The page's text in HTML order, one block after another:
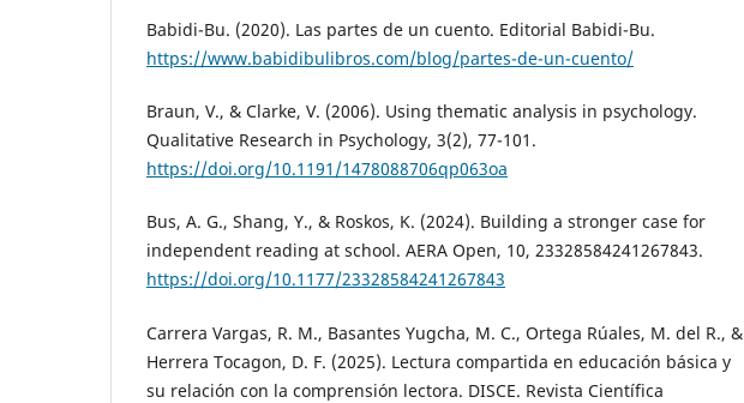
Babidi-Bu. (2020). Las partes de un cuento. Editorial Babidi-Bu.
https://www.babidibulibros.com/blog/partes-de-un-cuento/
Braun, V., & Clarke, V. (2006). Using thematic analysis in psychology.
Qualitative Research in Psychology, 3(2), 77-101.
https://doi.org/10.1191/1478088706qp063oa
Bus, A. G., Shang, Y., & Roskos, K. (2024). Building a stronger case for
independent reading at school. AERA Open, 10, 23328584241267843.
https://doi.org/10.1177/23328584241267843
Carrera Vargas, R. M., Basantes Yugcha, M. C., Ortega Rúales, M. del R., &
Herrera Tocagon, D. F. (2025). Lectura compartida en educación básica y
su relación con la comprensión lectora. DISCE. Revista Científica